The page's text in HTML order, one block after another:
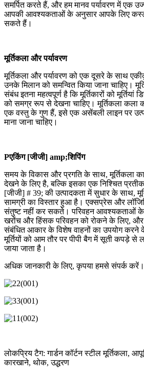
समर्पित करते हैं, और हम मानव पर्यावरण में एक
आपकी आवश्यकताओं के अनुसार आपके लिए
सकते हैं।
मूर्तिकला और पर्यावरण
मूर्तिकला और पर्यावरण को एक दूसरे के साथ
उनके मिलान को समन्वित किया जाना चाहिए।
संबंध इतना महत्वपूर्ण है कि मूर्तिकारों को मूर्तियां
को समग्र रूप से देखना चाहिए। मूर्तिकला कला
एक वस्तु के गुण हैं, इसे एक असेंबली लाइन पर
माना जाना चाहिए।
Pएकिंग [जीजी] amp;शिपिंग
समय के विकास और प्रगति के साथ, मूर्तिकला
देखने के लिए है, बल्कि इसका एक निश्चित
[जीजी] # 39; की उत्पादकता में सुधार के साथ,
सामग्री का विस्तार हुआ है। एक्सप्रेस और
संतुष्ट नहीं कर सकते। परिवहन आवश्यकताओं
खरोंच और हिंसक परिवहन को रोकने के लिए, और
संबंधित आकार के विशेष वाहनों का उपयोग करने
मूर्तियों को आम तौर पर पीपी बैग में सूती कपड़े से
जाया जाता है।
अधिक जानकारी के लिए, कृपया हमसे संपर्क करें।
लोकप्रिय टैग: गार्डन कॉर्टन स्टील मूर्तिकला,
कारखाने, थोक, उद्धरण